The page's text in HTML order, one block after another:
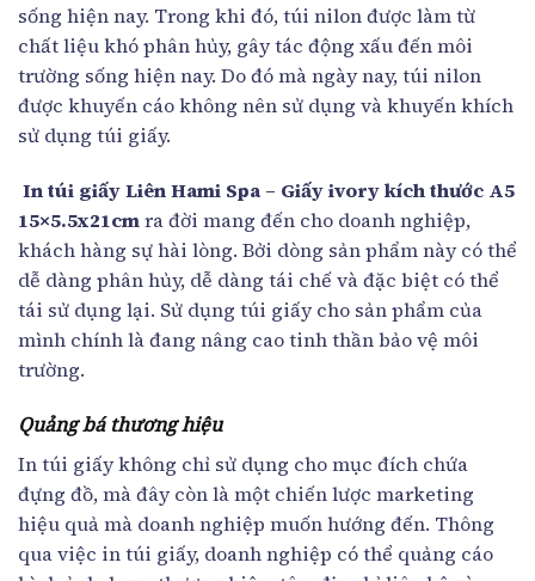
sống hiện nay. Trong khi đó, túi nilon được làm từ
chất liệu khó phân hủy, gây tác động xấu đến môi
trường sống hiện nay. Do đó mà ngày nay, túi nilon
được khuyến cáo không nên sử dụng và khuyến khích
sử dụng túi giấy.
In túi giấy Liên Hami Spa – Giấy ivory kích thước A5
15×5.5x21cmra đời mang đến cho doanh nghiệp,
khách hàng sự hài lòng. Bởi dòng sản phẩm này có thể
dễ dàng phân hủy, dễ dàng tái chế và đặc biệt có thể
tái sử dụng lại. Sử dụng túi giấy cho sản phẩm của
mình chính là đang nâng cao tinh thần bảo vệ môi
trường.
Quảng bá thương hiệu
In túi giấy không chỉ sử dụng cho mục đích chứa
đựng đồ, mà đây còn là một chiến lược marketing
hiệu quả mà doanh nghiệp muốn hướng đến. Thông
qua việc in túi giấy, doanh nghiệp có thể quảng cáo